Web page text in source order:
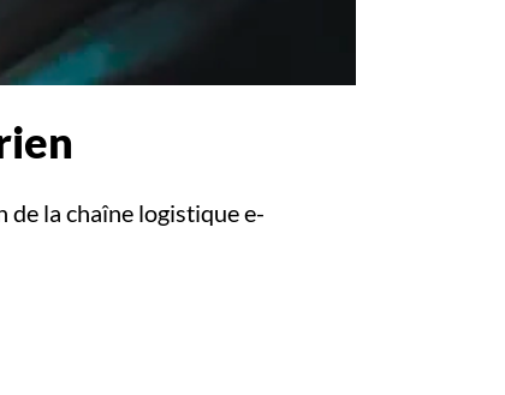
de la chaîne logistique e-